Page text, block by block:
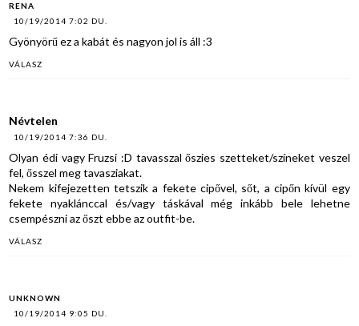
RENA
10/19/2014 7:02 DU.
Gyönyörű ez a kabát és nagyon jol is áll :3
VÁLASZ
Névtelen
10/19/2014 7:36 DU.
Olyan édi vagy Fruzsi :D tavasszal őszies szetteket/színeket veszel
fel, ősszel meg tavasziakat.
Nekem kifejezetten tetszik a fekete cipővel, sőt, a cipőn kívül egy
fekete nyaklánccal és/vagy táskával még inkább bele lehetne
csempészni az őszt ebbe az outfit-be.
VÁLASZ
UNKNOWN
10/19/2014 9:05 DU.